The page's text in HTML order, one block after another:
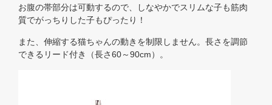
お腹の帯部分は可動するので、しなやかでスリムな子も筋肉
質でがっちりした子もぴったり！
また、伸縮する猫ちゃんの動きを制限しません。長さを調節
できるリード付き（長さ60～90cm）。